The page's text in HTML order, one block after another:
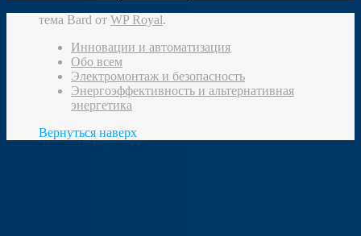
тема Bard от WP Royal.
Инновации и автоматизация
Обо всем
Электромонтаж и безопасность
Энергоэффективность и альтернативная
энергетика
Вернуться наверх